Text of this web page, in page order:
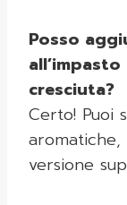
Posso
cresciuta?
Certo! Puoi
versione